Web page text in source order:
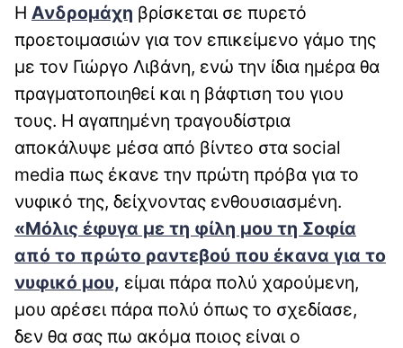
Η Ανδρομάχη βρίσκεται σε πυρετό
προετοιμασιών για τον επικείμενο γάμο της
με τον Γιώργο Λιβάνη, ενώ την ίδια ημέρα θα
πραγματοποιηθεί και η βάφτιση του γιου
τους. Η αγαπημένη τραγουδίστρια
αποκάλυψε μέσα από βίντεο στα social
media πως έκανε την πρώτη πρόβα για το
νυφικό της, δείχνοντας ενθουσιασμένη.
«Μόλις έφυγα με τη φίλη μου τη Σοφία
από το πρώτο ραντεβού που έκανα για το
νυφικό μου, είμαι πάρα πολύ χαρούμενη,
μου αρέσει πάρα πολύ όπως το σχεδίασε,
δεν θα σας πω ακόμα ποιος είναι ο